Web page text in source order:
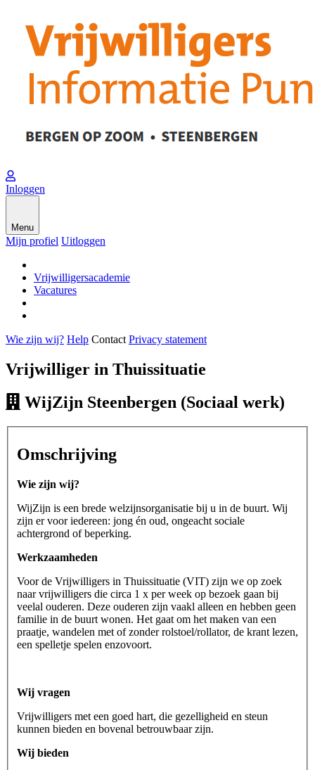
Inloggen
Menu
Mijn profiel Uitloggen
Vrijwilligersacademie
Vacatures
Wie zijn wij? Help Contact Privacy statement
Vrijwilliger in Thuissituatie
WijZijn Steenbergen (Sociaal werk)
Omschrijving
Wie zijn wij?
WijZijn is een brede welzijnsorganisatie bij u in de buurt. Wij
zijn er voor iedereen: jong én oud, ongeacht sociale
achtergrond of beperking.
Werkzaamheden
Voor de Vrijwilligers in Thuissituatie (VIT) zijn we op zoek
naar vrijwilligers die circa 1 x per week op bezoek gaan bij
veelal ouderen. Deze ouderen zijn vaakl alleen en hebben geen
familie in de buurt wonen. Het gaat om het maken van een
praatje, wandelen met of zonder rolstoel/rollator, de krant lezen,
een spelletje spelen enzovoort.
Wij vragen
Vrijwilligers met een goed hart, die gezelligheid en steun
kunnen bieden en bovenal betrouwbaar zijn.
Wij bieden